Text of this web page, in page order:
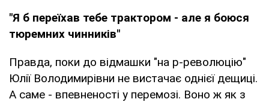
"Я б переїхав тебе трактором - але я боюся
тюремних чинників"
Правда, поки до відмашки "на р-революцію"
Юлії Володимирівни не вистачає однієї дещиці.
А саме - впевненості у перемозі. Воно ж як з